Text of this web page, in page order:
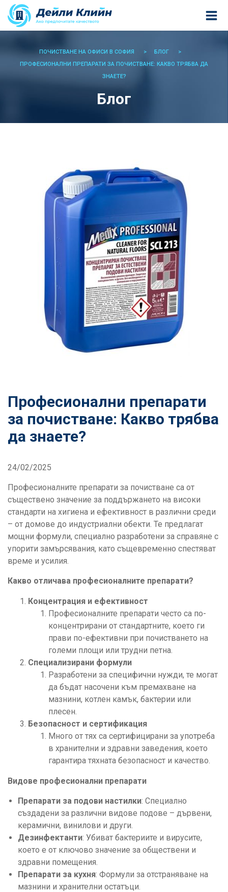
ПОЧИСТВАНЕ НА ОФИСИ В СОФИЯ
БЛОГ
ПРОФЕСИОНАЛНИ ПРЕПАРАТИ ЗА ПОЧИСТВАНЕ: КАКВО ТРЯБВА ДА
ЗНАЕТЕ?
Блог
Професионални препарати
за почистване: Какво трябва
да знаете?
24/02/2025
Професионалните препарати за почистване са от
съществено значение за поддържането на високи
стандарти на хигиена и ефективност в различни среди
– от домове до индустриални обекти. Те предлагат
мощни формули, специално разработени за справяне с
упорити замърсявания, като същевременно спестяват
време и усилия.
Какво отличава професионалните препарати?
Концентрация и ефективност
Професионалните препарати често са по-
концентрирани от стандартните, което ги
прави по-ефективни при почистването на
големи площи или трудни петна.
Специализирани формули
Разработени за специфични нужди, те могат
да бъдат насочени към премахване на
мазнини, котлен камък, бактерии или
плесен.
Безопасност и сертификация
Много от тях са сертифицирани за употреба
в хранителни и здравни заведения, което
гарантира тяхната безопасност и качество.
Видове професионални препарати
Препарати за подови настилки: Специално
създадени за различни видове подове – дървени,
керамични, винилови и други.
Дезинфектанти: Убиват бактериите и вирусите,
което е от ключово значение за обществени и
здравни помещения.
Препарати за кухня: Формули за отстраняване на
мазнини и хранителни остатъци.